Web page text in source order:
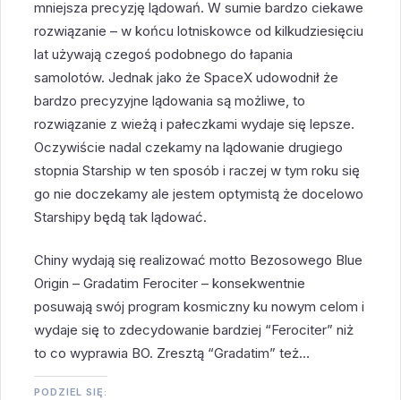
mniejsza precyzję lądowań. W sumie bardzo ciekawe
rozwiązanie – w końcu lotniskowce od kilkudziesięciu
lat używają czegoś podobnego do łapania
samolotów. Jednak jako że SpaceX udowodnił że
bardzo precyzyjne lądowania są możliwe, to
rozwiązanie z wieżą i pałeczkami wydaje się lepsze.
Oczywiście nadal czekamy na lądowanie drugiego
stopnia Starship w ten sposób i raczej w tym roku się
go nie doczekamy ale jestem optymistą że docelowo
Starshipy będą tak lądować.
Chiny wydają się realizować motto Bezosowego Blue
Origin – Gradatim Ferociter – konsekwentnie
posuwają swój program kosmiczny ku nowym celom i
wydaje się to zdecydowanie bardziej “Ferociter” niż
to co wyprawia BO. Zresztą “Gradatim” też…
PODZIEL SIĘ: